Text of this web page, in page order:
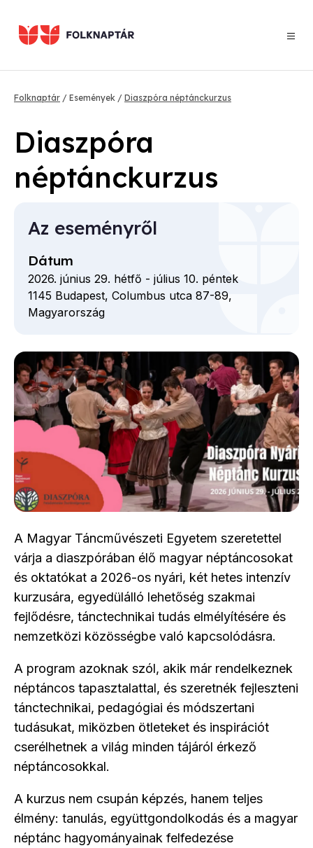
tartalomra
Morzsa
Folknaptár Események Diaszpóra néptánckurzus
Diaszpóra
néptánckurzus
A Magyar Táncművészeti Egyetem szeretettel
várja a diaszpórában élő magyar néptáncosokat
és oktatókat a 2026-os nyári, két hetes intenzív
kurzusára, egyedülálló lehetőség szakmai
fejlődésre, tánctechnikai tudás elmélyítésére és
nemzetközi közösségbe való kapcsolódásra.
A program azoknak szól, akik már rendelkeznek
néptáncos tapasztalattal, és szeretnék fejleszteni
tánctechnikai, pedagógiai és módszertani
tudásukat, miközben ötleteket és inspirációt
cserélhetnek a világ minden tájáról érkező
néptáncosokkal.
A kurzus nem csupán képzés, hanem teljes
élmény: tanulás, együttgondolkodás és a magyar
néptánc hagyományainak felfedezése
Az eseményről
Dátum
2026. június 29. hétfő - július 10. péntek
1145 Budapest, Columbus utca 87-89,
Magyarország